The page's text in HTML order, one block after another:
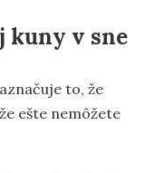
kuny v sne
to, že
ešte nemôžete